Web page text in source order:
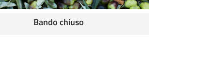
Bando chiuso